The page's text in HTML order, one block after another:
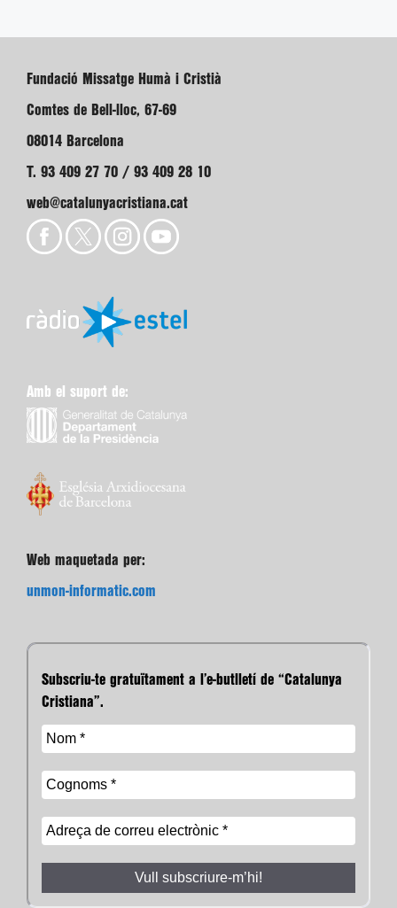
Fundació Missatge Humà i Cristià
Comtes de Bell-lloc, 67-69
08014 Barcelona
T. 93 409 27 70 / 93 409 28 10
web@catalunyacristiana.cat
Amb el suport de:
Web maquetada per:
unmon-informatic.com
Subscriu-te gratuïtament a l’e-butlletí de “Catalunya
Cristiana”.